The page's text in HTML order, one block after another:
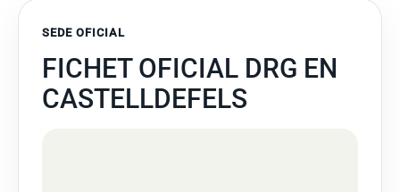
SEDE OFICIAL
FICHET OFICIAL DRG EN
CASTELLDEFELS